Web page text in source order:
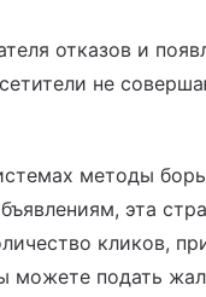
отказов и
не
методы
эта
кликов,
можете подать